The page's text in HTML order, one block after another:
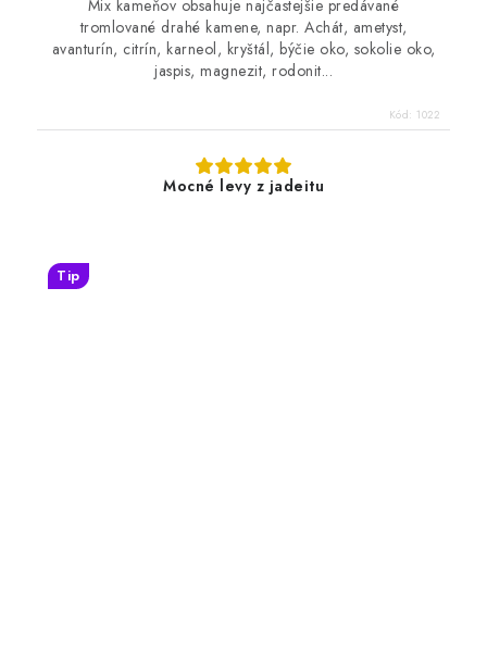
Mix kameňov obsahuje najčastejšie predávané
tromlované drahé kamene, napr. Achát, ametyst,
avanturín, citrín, karneol, kryštál, býčie oko, sokolie oko,
jaspis, magnezit, rodonit...
Kód: 1022
Mocné levy z jadeitu
Tip